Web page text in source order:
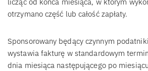
licząc od końca miesiąca, w którym
otrzymano część lub całość zapłaty.
Sponsorowany będący czynnym
wystawia fakturę w standardowym
dnia miesiąca następującego po